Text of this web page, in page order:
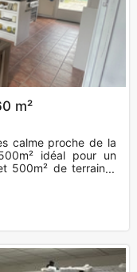
m²
calme proche de la
idéal pour un
500m² de terrain à